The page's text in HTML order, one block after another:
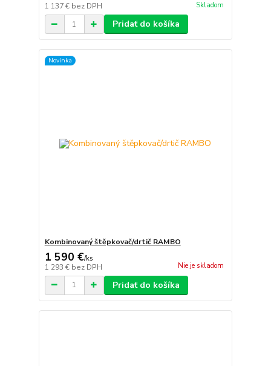
1 137 € bez DPH Skladom
Pridať do košíka
Novinka
Kombinovaný štěpkovač/drtič RAMBO
1 590 €/ks
1 293 € bez DPH Nie je skladom
Pridať do košíka